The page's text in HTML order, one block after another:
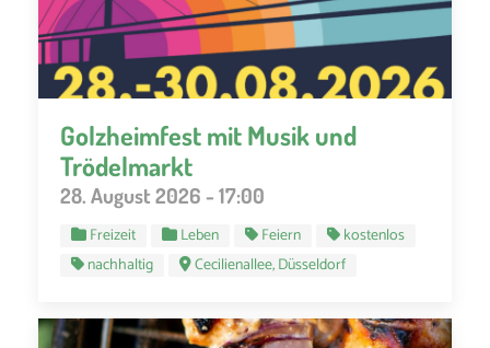
Golzheimfest mit Musik und
Trödelmarkt
28. August 2026 - 17:00
Freizeit Leben Feiern
kostenlos
nachhaltig
Cecilienallee, Düsseldorf